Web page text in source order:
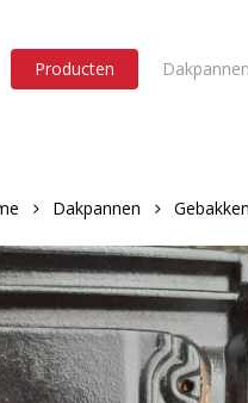
Producten Dakpannen
Dakpannen